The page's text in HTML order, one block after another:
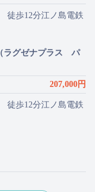
徒歩12分江ノ島電鉄
ラグゼナプラス パ
207,000円
徒歩12分江ノ島電鉄